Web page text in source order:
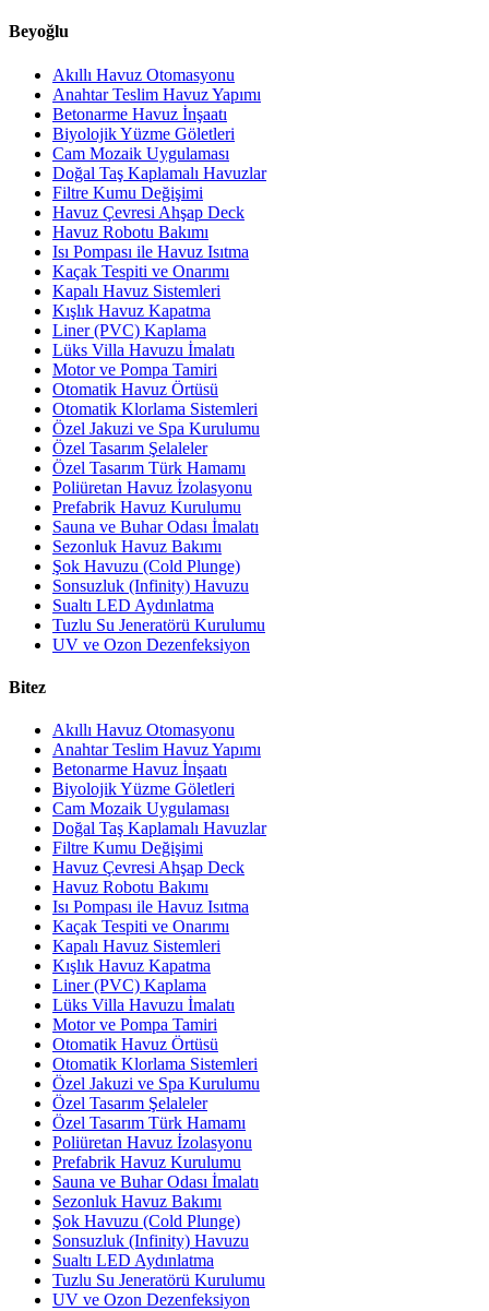
Beyoğlu
Akıllı Havuz Otomasyonu
Anahtar Teslim Havuz Yapımı
Betonarme Havuz İnşaatı
Biyolojik Yüzme Göletleri
Cam Mozaik Uygulaması
Doğal Taş Kaplamalı Havuzlar
Filtre Kumu Değişimi
Havuz Çevresi Ahşap Deck
Havuz Robotu Bakımı
Isı Pompası ile Havuz Isıtma
Kaçak Tespiti ve Onarımı
Kapalı Havuz Sistemleri
Kışlık Havuz Kapatma
Liner (PVC) Kaplama
Lüks Villa Havuzu İmalatı
Motor ve Pompa Tamiri
Otomatik Havuz Örtüsü
Otomatik Klorlama Sistemleri
Özel Jakuzi ve Spa Kurulumu
Özel Tasarım Şelaleler
Özel Tasarım Türk Hamamı
Poliüretan Havuz İzolasyonu
Prefabrik Havuz Kurulumu
Sauna ve Buhar Odası İmalatı
Sezonluk Havuz Bakımı
Şok Havuzu (Cold Plunge)
Sonsuzluk (Infinity) Havuzu
Sualtı LED Aydınlatma
Tuzlu Su Jeneratörü Kurulumu
UV ve Ozon Dezenfeksiyon
Bitez
Akıllı Havuz Otomasyonu
Anahtar Teslim Havuz Yapımı
Betonarme Havuz İnşaatı
Biyolojik Yüzme Göletleri
Cam Mozaik Uygulaması
Doğal Taş Kaplamalı Havuzlar
Filtre Kumu Değişimi
Havuz Çevresi Ahşap Deck
Havuz Robotu Bakımı
Isı Pompası ile Havuz Isıtma
Kaçak Tespiti ve Onarımı
Kapalı Havuz Sistemleri
Kışlık Havuz Kapatma
Liner (PVC) Kaplama
Lüks Villa Havuzu İmalatı
Motor ve Pompa Tamiri
Otomatik Havuz Örtüsü
Otomatik Klorlama Sistemleri
Özel Jakuzi ve Spa Kurulumu
Özel Tasarım Şelaleler
Özel Tasarım Türk Hamamı
Poliüretan Havuz İzolasyonu
Prefabrik Havuz Kurulumu
Sauna ve Buhar Odası İmalatı
Sezonluk Havuz Bakımı
Şok Havuzu (Cold Plunge)
Sonsuzluk (Infinity) Havuzu
Sualtı LED Aydınlatma
Tuzlu Su Jeneratörü Kurulumu
UV ve Ozon Dezenfeksiyon